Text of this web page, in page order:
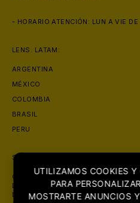
- HORARIO ATENCIÓN: LUN A VIE DE
LENS. LATAM:
ARGENTINA
MÉXICO
COLOMBIA
BRASIL
PERU
SOBRE NOSOTROS
CON PRESENCIA EN MAS DE 6
LA ÓPTICA MAS GRANDE DE
EN LA COMERCIALIZACIÓN DE
UTILIZAMOS COOKIES
PARA
MOSTRARTE ANUNCIOS